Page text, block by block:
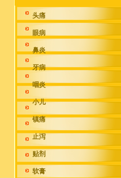
头痛
眼病
鼻炎
牙病
咽炎
小儿
镇痛
止泻
贴剂
软膏